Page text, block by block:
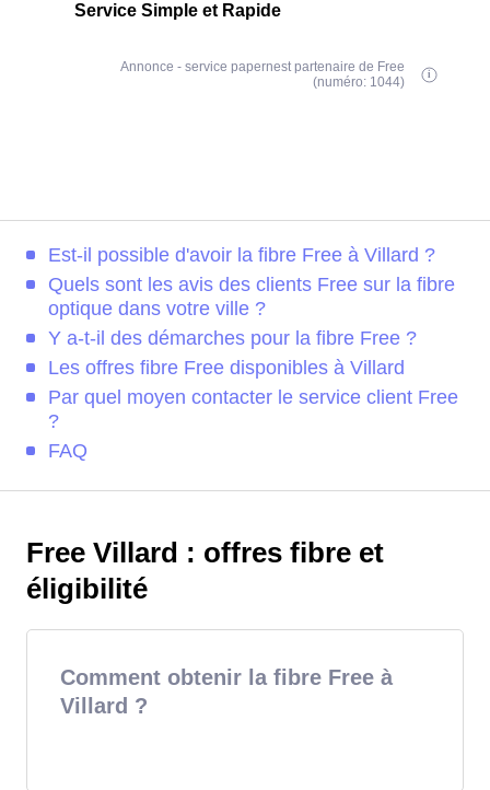
Service Simple et Rapide
Annonce - service papernest partenaire de Free
(numéro: 1044)
Est-il possible d'avoir la fibre Free à Villard ?
Quels sont les avis des clients Free sur la fibre
optique dans votre ville ?
Y a-t-il des démarches pour la fibre Free ?
Les offres fibre Free disponibles à Villard
Par quel moyen contacter le service client Free
?
FAQ
Free Villard : offres fibre et
éligibilité
Comment obtenir la fibre Free à
Villard ?